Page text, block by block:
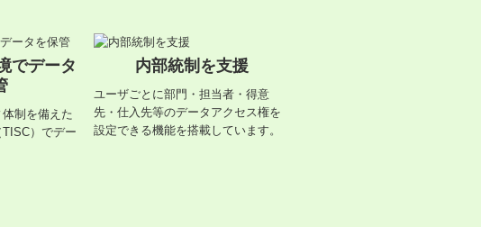
でデータ
制を備えた
）でデー
内部統制を支援
ユーザごとに部門・担当者・得意
先・仕入先等のデータアクセス権を
設定できる機能を搭載しています。